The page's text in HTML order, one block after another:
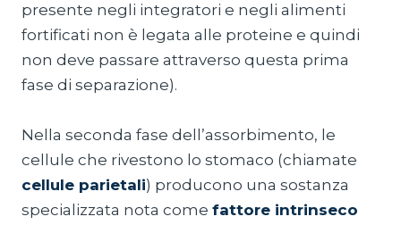
presente negli integratori e negli alimenti
fortificati non è legata alle proteine e quindi
non deve passare attraverso questa prima
fase di separazione).
Nella seconda fase dell’assorbimento, le
cellule che rivestono lo stomaco (chiamate
cellule parietali) producono una sostanza
specializzata nota come fattore intrinseco